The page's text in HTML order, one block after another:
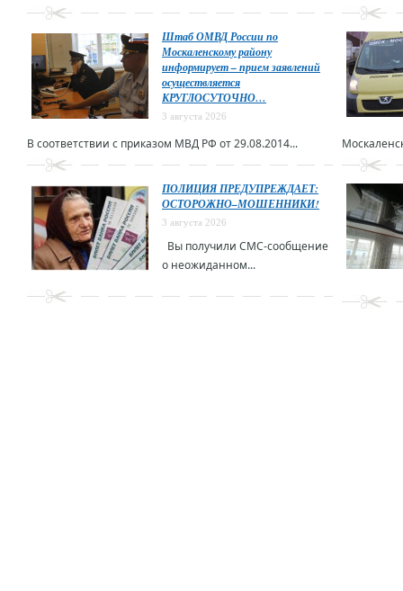
Штаб ОМВД России по
Москаленскому району
информирует – прием заявлений
осуществляется
КРУГЛОСУТОЧНО…
3 августа 2026
В соответствии с приказом МВД РФ от 29.08.2014...
ПОЛИЦИЯ ПРЕДУПРЕЖДАЕТ:
ОСТОРОЖНО–МОШЕННИКИ!
3 августа 2026
Вы получили СМС-сообщение
о неожиданном...